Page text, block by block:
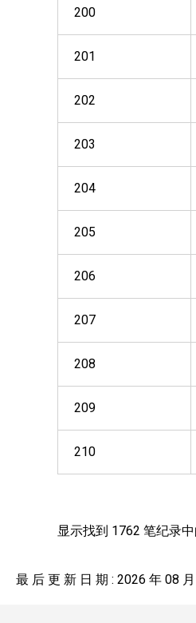
200
201
202
203
204
205
206
207
208
209
210
显示找到 1762 笔纪录
最 后 更 新 日 期 : 2026 年 08